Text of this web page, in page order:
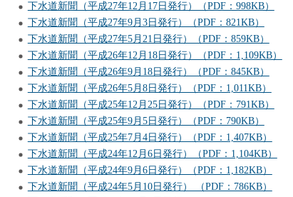
下水道新聞（平成27年12月17日発行）（PDF：998KB）
下水道新聞（平成27年9月3日発行）（PDF：821KB）
下水道新聞（平成27年5月21日発行）（PDF：859KB）
下水道新聞（平成26年12月18日発行）（PDF：1,109KB）
下水道新聞（平成26年9月18日発行）（PDF：845KB）
下水道新聞（平成26年5月8日発行）（PDF：1,011KB）
下水道新聞（平成25年12月25日発行）（PDF：791KB）
下水道新聞（平成25年9月5日発行）（PDF：790KB）
下水道新聞（平成25年7月4日発行）（PDF：1,407KB）
下水道新聞（平成24年12月6日発行）（PDF：1,104KB）
下水道新聞（平成24年9月6日発行）（PDF：1,182KB）
下水道新聞（平成24年5月10日発行） （PDF：786KB）